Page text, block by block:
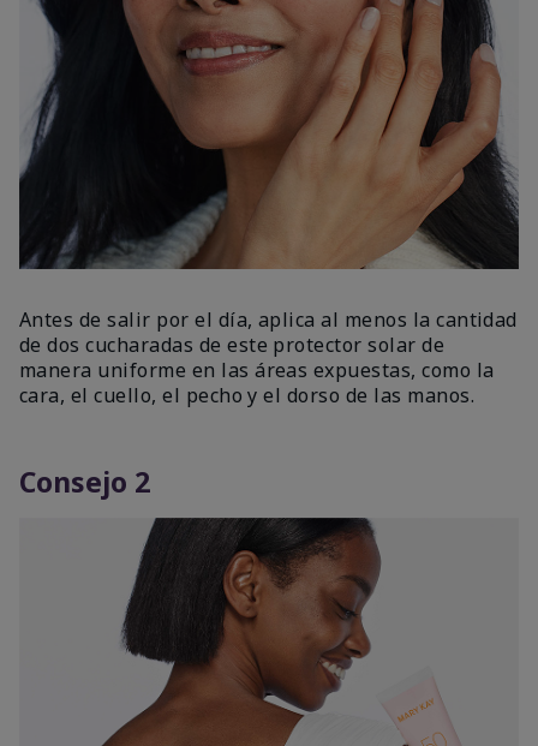
Antes de salir por el día, aplica al menos la cantidad
de dos cucharadas de este protector solar de
manera uniforme en las áreas expuestas, como la
cara, el cuello, el pecho y el dorso de las manos.
Consejo 2